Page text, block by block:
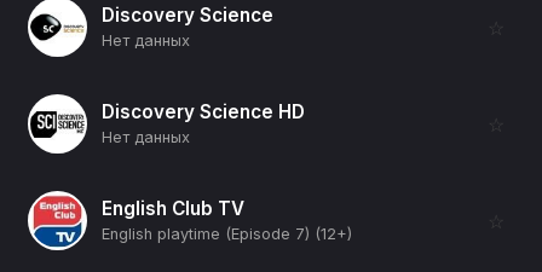
Discovery Science
Нет данных
☆
Discovery Science HD
Нет данных
☆
English Club TV
English playtime (Episode 7) (12+)
☆